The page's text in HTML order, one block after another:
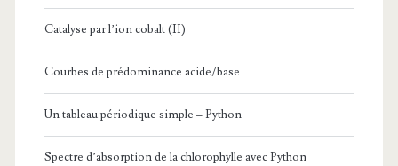
Catalyse par l’ion cobalt (II)
Courbes de prédominance acide/base
Un tableau périodique simple – Python
Spectre d’absorption de la chlorophylle avec Python